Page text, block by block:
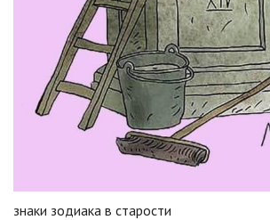
знаки зодиака в старости